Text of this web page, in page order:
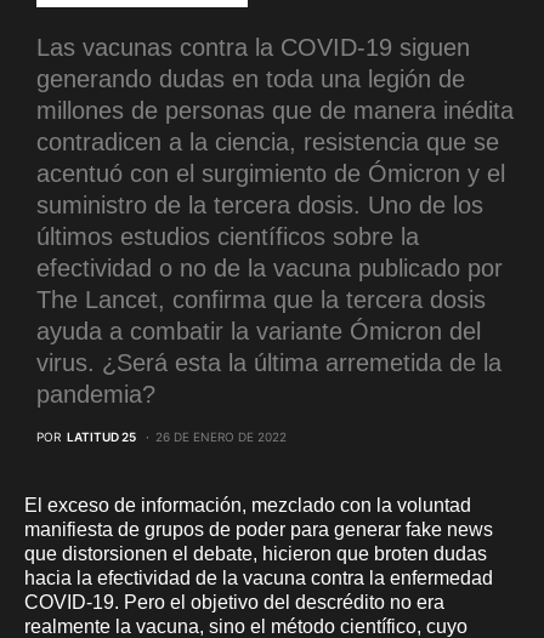
Las vacunas contra la COVID-19 siguen
generando dudas en toda una legión de
millones de personas que de manera inédita
contradicen a la ciencia, resistencia que se
acentuó con el surgimiento de Ómicron y el
suministro de la tercera dosis. Uno de los
últimos estudios científicos sobre la
efectividad o no de la vacuna publicado por
The Lancet, confirma que la tercera dosis
ayuda a combatir la variante Ómicron del
virus. ¿Será esta la última arremetida de la
pandemia?
POR LATITUD 25 26 DE ENERO DE 2022
El exceso de información, mezclado con la voluntad
manifiesta de grupos de poder para generar fake news
que distorsionen el debate, hicieron que broten dudas
hacia la efectividad de la vacuna contra la enfermedad
COVID-19. Pero el objetivo del descrédito no era
realmente la vacuna, sino el método científico, cuyo